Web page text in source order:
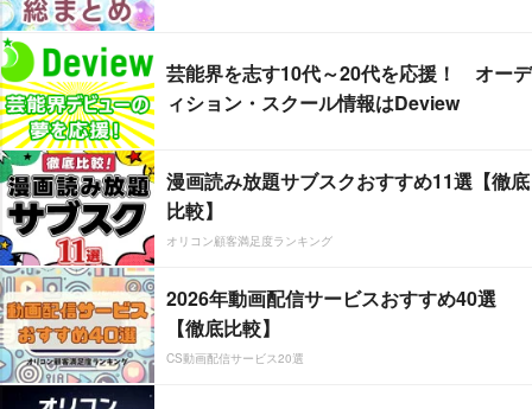
芸能界を志す10代～20代を応援！ オーデ
ィション・スクール情報はDeview
漫画読み放題サブスクおすすめ11選【徹底
比較】
オリコン顧客満足度ランキング
2026年動画配信サービスおすすめ40選
【徹底比較】
CS動画配信サービス20選